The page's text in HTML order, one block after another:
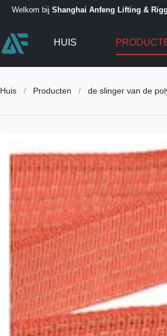
Welkom bij Shanghai Anfeng Lifting &
HUIS
Huis / Producten / de slinger van de